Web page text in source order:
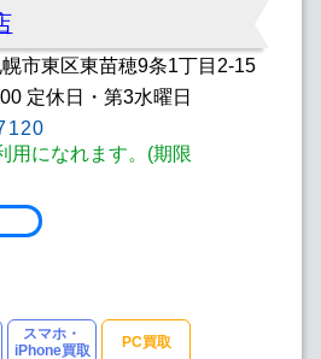
市東区東苗穂9条1丁目2-15
定休日・第3水曜日
用になれます。(期限
スマホ・
iPhone買取
PC買取